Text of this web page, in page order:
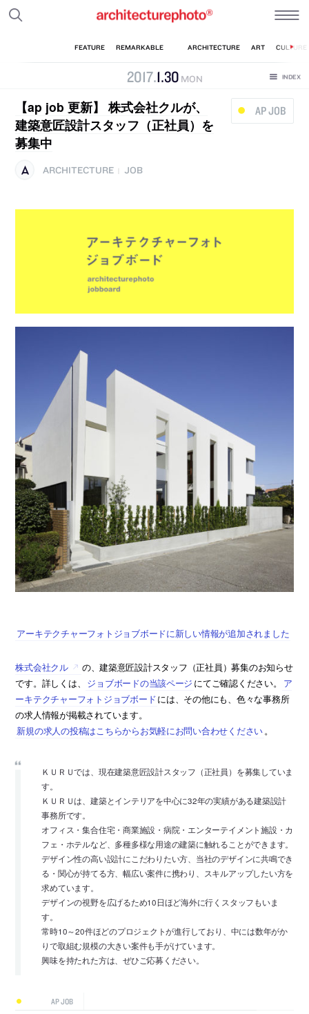
2017.1.30 MON
AP JOB
【ap job 更新】 株式会社クルが、
建築意匠設計スタッフ（正社員）を
募集中
ARCHITECTURE JOB
アーキテクチャーフォトジョブボードに新しい情報が追加されました
株式会社クル
の、建築意匠設計スタッフ（正社員）募集のお知らせ
です。詳しくは、
ジョブボードの当該ページ にてご確認ください。
ア
ーキテクチャーフォトジョブボードには、その他にも、色々な事務所
の求人情報が掲載されています。
新規の求人の投稿はこちらからお気軽にお問い合わせください。
ＫＵＲＵでは、現在建築意匠設計スタッフ（正社員）を募集していま
す。
ＫＵＲＵは、建築とインテリアを中心に32年の実績がある建築設計
事務所です。
オフィス・集合住宅・商業施設・病院・エンターテイメント施設・カ
フェ・ホテルなど、多種多様な用途の建築に触れることができます。
デザイン性の高い設計にこだわりたい方、当社のデザインに共鳴でき
る・関心が持てる方、幅広い案件に携わり、スキルアップしたい方を
求めています。
デザインの視野を広げるため10日ほど海外に行くスタッフもいま
す。
常時10～20件ほどのプロジェクトが進行しており、中には数年がか
りで取組む規模の大きい案件も手がけています。
興味を持たれた方は、ぜひご応募ください。
AP JOB